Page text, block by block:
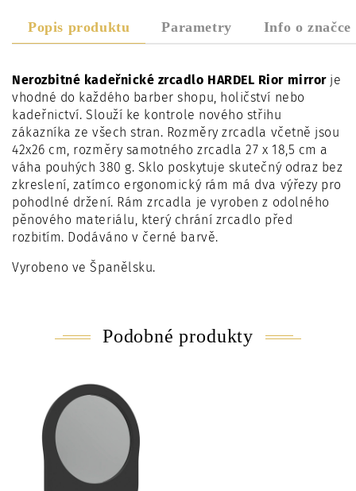
Popis produktu Parametry Info o značce
Nerozbitné kadeřnické zrcadlo HARDEL Rior mirrorje
vhodné do každého barber shopu, holičství nebo
kadeřnictví. Slouží ke kontrole nového střihu
zákazníka ze všech stran. Rozměry zrcadla včetně jsou
42x26 cm, rozměry samotného zrcadla 27 x 18,5 cm a
váha pouhých 380 g. Sklo poskytuje skutečný odraz bez
zkreslení, zatímco ergonomický rám má dva výřezy pro
pohodlné držení. Rám zrcadla je vyroben z odolného
pěnového materiálu, který chrání zrcadlo před
rozbitím. Dodáváno v černé barvě.
Vyrobeno ve Španělsku.
Podobné produkty